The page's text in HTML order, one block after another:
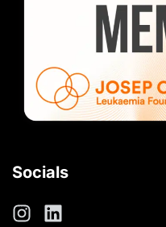
Socials